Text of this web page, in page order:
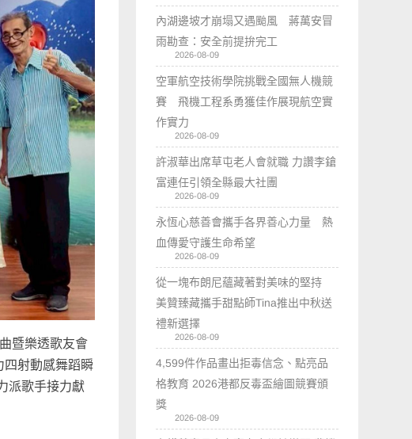
暨樂透歌友會
四射動感舞蹈瞬
派歌手接力獻
內湖邊坡才崩塌又遇颱風 蔣萬安冒
雨勘查：安全前提拚完工
2026-08-09
空軍航空技術學院挑戰全國無人機競
賽 飛機工程系勇獲佳作展現航空實
作實力
2026-08-09
許淑華出席草屯老人會就職 力讚李鎗
富連任引領全縣最大社團
2026-08-09
永恆心慈善會攜手各界善心力量 熱
血傳愛守護生命希望
2026-08-09
從一塊布朗尼蘊藏著對美味的堅持
美贊臻藏攜手甜點師Tina推出中秋送
禮新選擇
2026-08-09
4,599件作品畫出拒毒信念、點亮品
格教育 2026港都反毒盃繪圖競賽頒
獎
2026-08-09